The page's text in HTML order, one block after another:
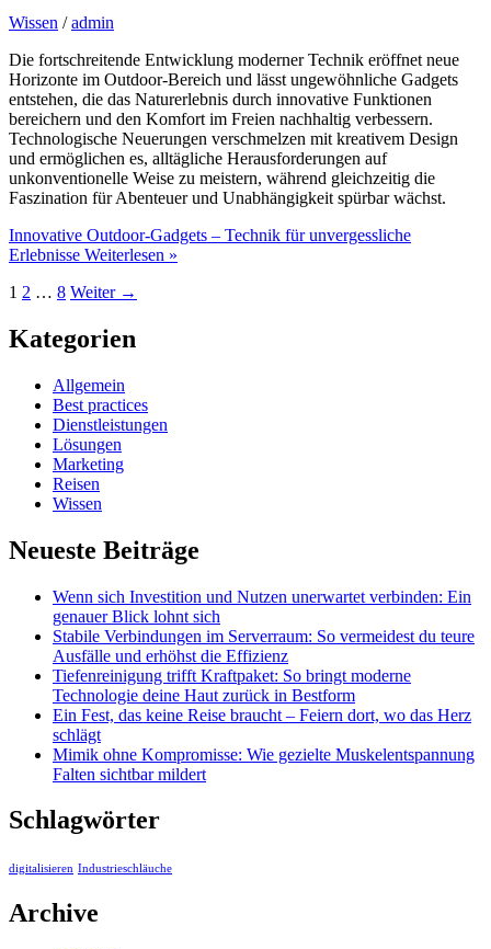
Wissen /admin
Die fortschreitende Entwicklung moderner Technik eröffnet neue
Horizonte im Outdoor-Bereich und lässt ungewöhnliche Gadgets
entstehen, die das Naturerlebnis durch innovative Funktionen
bereichern und den Komfort im Freien nachhaltig verbessern.
Technologische Neuerungen verschmelzen mit kreativem Design
und ermöglichen es, alltägliche Herausforderungen auf
unkonventionelle Weise zu meistern, während gleichzeitig die
Faszination für Abenteuer und Unabhängigkeit spürbar wächst.
Innovative Outdoor-Gadgets – Technik für unvergessliche
Erlebnisse Weiterlesen »
1 2 … 8 Weiter →
Kategorien
Allgemein
Best practices
Dienstleistungen
Lösungen
Marketing
Reisen
Wissen
Neueste Beiträge
Wenn sich Investition und Nutzen unerwartet verbinden: Ein
genauer Blick lohnt sich
Stabile Verbindungen im Serverraum: So vermeidest du teure
Ausfälle und erhöhst die Effizienz
Tiefenreinigung trifft Kraftpaket: So bringt moderne
Technologie deine Haut zurück in Bestform
Ein Fest, das keine Reise braucht – Feiern dort, wo das Herz
schlägt
Mimik ohne Kompromisse: Wie gezielte Muskelentspannung
Falten sichtbar mildert
Schlagwörter
digitalisieren Industrieschläuche
Archive